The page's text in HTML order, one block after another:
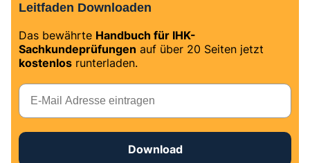
Leitfaden Downloaden
Das bewährte Handbuch für IHK-
Sachkundeprüfungen auf über 20 Seiten jetzt
kostenlos runterladen.
E-Mail
Download